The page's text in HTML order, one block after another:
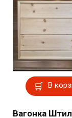
В
Вагонка